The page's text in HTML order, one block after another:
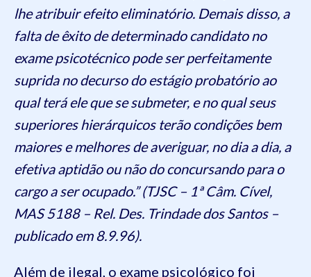
lhe atribuir efeito eliminatório. Demais disso, a
falta de êxito de determinado candidato no
exame psicotécnico pode ser perfeitamente
suprida no decurso do estágio probatório ao
qual terá ele que se submeter, e no qual seus
superiores hierárquicos terão condições bem
maiores e melhores de averiguar, no dia a dia, a
efetiva aptidão ou não do concursando para o
cargo a ser ocupado.” (TJSC – 1ª Câm. Cível,
MAS 5188 – Rel. Des. Trindade dos Santos –
publicado em 8.9.96).
Além de ilegal, o exame psicológico foi